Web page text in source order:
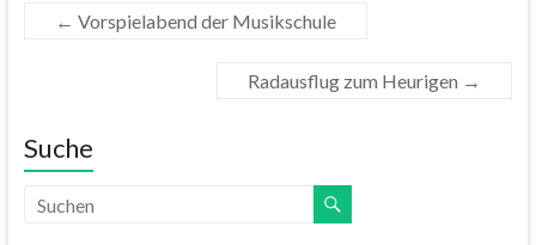
← Vorspielabend der Musikschule
Radausflug zum Heurigen →
Suche